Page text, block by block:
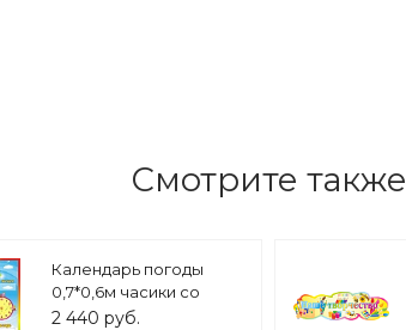
Смотрите также
Календарь погоды
0,7*0,6м часики со
стрелкой арт. 2122
2 440 руб.